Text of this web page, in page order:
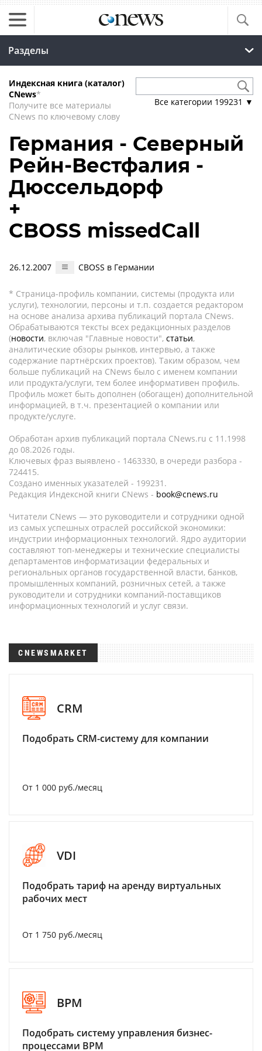
Разделы
Индексная книга (каталог)
CNews*
Получите все материалы
CNews по ключевому слову
Все категории 199231 ▼
Германия - Северный
Рейн-Вестфалия -
Дюссельдорф
+
CBOSS missedCall
26.12.2007 CBOSS в Германии
* Страница-профиль компании, системы (продукта или
услуги), технологии, персоны и т.п. создается редактором
на основе анализа архива публикаций портала CNews.
Обрабатываются тексты всех редакционных разделов
(новости, включая "Главные новости", статьи,
аналитические обзоры рынков, интервью, а также
содержание партнёрских проектов). Таким образом, чем
больше публикаций на CNews было с именем компании
или продукта/услуги, тем более информативен профиль.
Профиль может быть дополнен (обогащен) дополнительной
информацией, в т.ч. презентацией о компании или
продукте/услуге.
Обработан архив публикаций портала CNews.ru c 11.1998
до 08.2026 годы.
Ключевых фраз выявлено - 1463330, в очереди разбора -
724415.
Создано именных указателей - 199231.
Редакция Индексной книги CNews - book@cnews.ru
Читатели CNews — это руководители и сотрудники одной
из самых успешных отраслей российской экономики:
индустрии информационных технологий. Ядро аудитории
составляют топ-менеджеры и технические специалисты
департаментов информатизации федеральных и
региональных органов государственной власти, банков,
промышленных компаний, розничных сетей, а также
руководители и сотрудники компаний-поставщиков
информационных технологий и услуг связи.
CNEWSMARKET
CRM
Подобрать CRM-систему для компании
От 1 000 руб./месяц
VDI
Подобрать тариф на аренду виртуальных
рабочих мест
От 1 750 руб./месяц
BPM
Подобрать систему управления бизнес-
процессами BPM